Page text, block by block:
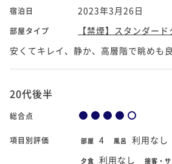
宿泊日 2023年3月26日
部屋タイプ
【禁煙】スタンダー
安くてキレイ、静か、高層階で眺めも良
20代後半
総合点
項目別評価 部屋 4 風呂 利用なし
夕食 利用なし 接客・